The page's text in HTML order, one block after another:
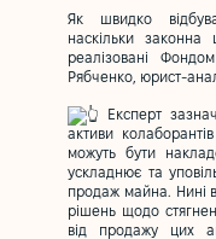
Як швидко
наскільки
реалізовані
Рябченко, юрист-
Експерт
активи
можуть бути
ускладнює та
продаж майна. Нині
рішень щодо
від продажу цих